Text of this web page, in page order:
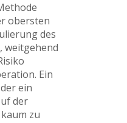
obersten
des
weitgehend
Ein
ein
der
zu